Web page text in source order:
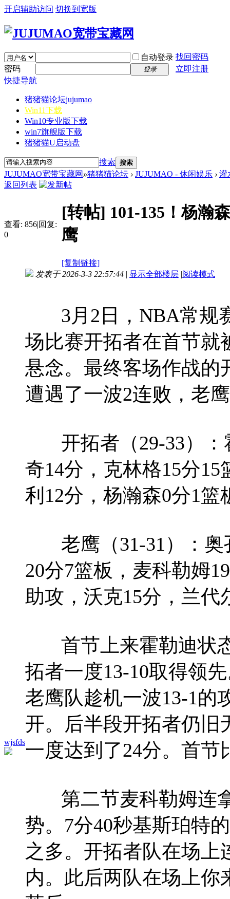
开启辅助访问 切换到宽版
自动登录 找回密码
密码
登录
立即注册
快捷导航
猪猪猫论坛jujumao
Win11下载
Win10专业版下载
win7旗舰版下载
猪猪猫U启动盘
搜索 搜索
JUJUMAO宽带宝藏网 »猪猪猫论坛 › JUJUMAO - 休闲娱乐 › 灌
返回列表
查看: 856|回复:
0
[转帖] 101-135！杨瀚
鹰
[复制链接]
wjsfds
发表于 2026-3-3 22:57:44 | 显示全部楼层 |阅读模式
3月2日，NBA常规
场比赛开拓者在首节就
悬念。最终客场作战的
遭遇了一波2连败，老
开拓者（29-33）：
奇14分，克林格15分
利12分，杨瀚森0分1篮
老鹰（31-31）：奥
20分7篮板，麦科勒姆
助攻，沃克15分，兰代
首节上来霍勒迪状态
拓者一度13-10取得领
老鹰队趁机一波13-1的
开。后半段开拓者仍旧
一度达到了24分。首节
第二节麦科勒姆连
势。7分40秒基斯珀特
之多。开拓者队在场上
内。此后两队在场上你